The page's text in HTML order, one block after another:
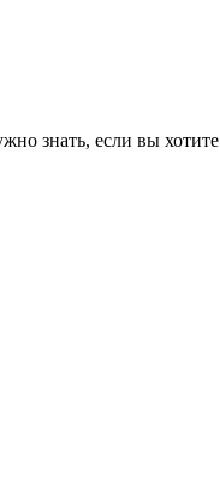
знать, если вы